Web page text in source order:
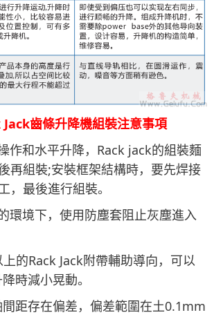
Jack齒條升降機組裝注意事項
作和水平升降，Rack jack的組裝麵
再組裝;安裝框架結構時，要先焊接
，最後進行組裝。
環境下，使用防塵套阻止灰塵進入
的Rack Jack附帶輔助導向，可以
時減小晃動。
間距存在偏差，偏差範圍在土0.1mm